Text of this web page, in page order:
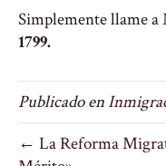
Simplemente llame
1799.
Publicado en
← La Reforma